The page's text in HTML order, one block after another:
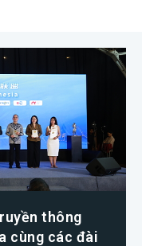
thông
cùng các đài